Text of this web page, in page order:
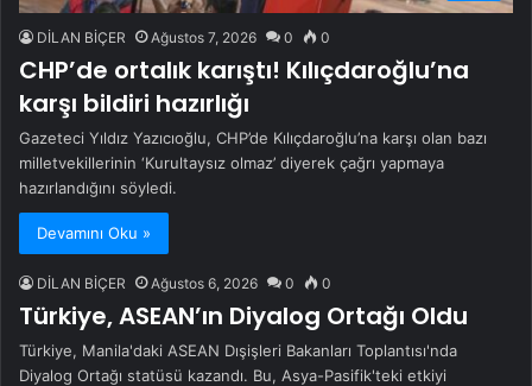
DİLAN BİÇER Ağustos 7, 2026 0 0
CHP’de ortalık karıştı! Kılıçdaroğlu’na
karşı bildiri hazırlığı
Gazeteci Yıldız Yazıcıoğlu, CHP’de Kılıçdaroğlu’na karşı olan bazı
milletvekillerinin ‘Kurultaysız olmaz’ diyerek çağrı yapmaya
hazırlandığını söyledi.
Devamını Oku »
DİLAN BİÇER Ağustos 6, 2026 0 0
Türkiye, ASEAN’ın Diyalog Ortağı Oldu
Türkiye, Manila'daki ASEAN Dışişleri Bakanları Toplantısı'nda
Diyalog Ortağı statüsü kazandı. Bu, Asya-Pasifik'teki etkiyi